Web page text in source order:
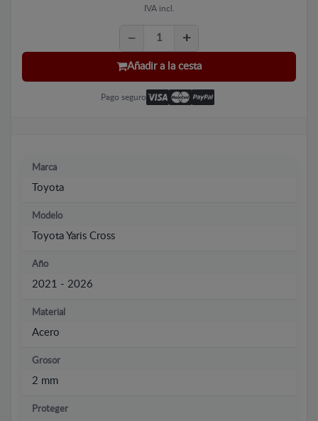
IVA incl.
Añadir a la cesta
Pago seguro
Marca
Toyota
Modelo
Toyota Yaris Cross
Año
2021 - 2026
Material
Acero
Grosor
2 mm
Proteger